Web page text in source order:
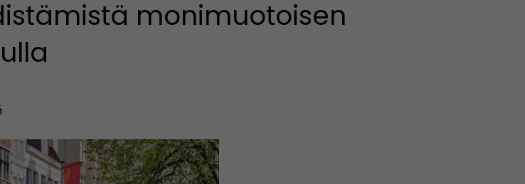
monimuotoisen